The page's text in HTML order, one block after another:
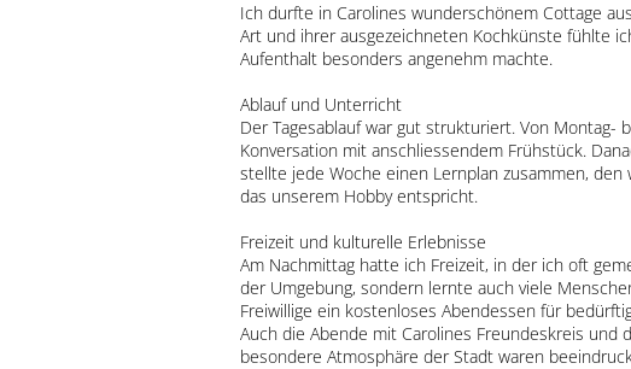
Ich durfte in Carolines wunderschönem Cottage
Art und ihrer ausgezeichneten Kochkünste fühlte
Aufenthalt besonders angenehm machte.
Ablauf und Unterricht
Der Tagesablauf war gut strukturiert. Von
Konversation mit anschliessendem Frühstück.
stellte jede Woche einen Lernplan zusammen,
das unserem Hobby entspricht.
Freizeit und kulturelle Erlebnisse
Am Nachmittag hatte ich Freizeit, in der ich oft
der Umgebung, sondern lernte auch viele
Freiwillige ein kostenloses Abendessen für
Auch die Abende mit Carolines Freundeskreis
besondere Atmosphäre der Stadt waren